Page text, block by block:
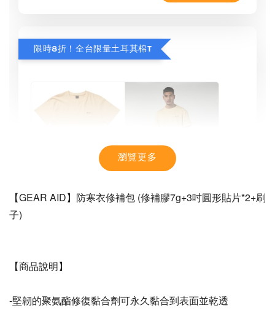
限時8折！全台限量土耳其棉T
瀏覽更多
【GEAR AID】防寒衣修補包 (修補膠7g+3吋圓形貼片*2+刷
子)
【商品說明】
-堅韌的聚氨酯修復黏合劑可永久黏合到表面並乾透